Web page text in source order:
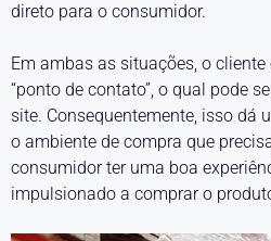
direto para o consumidor.
Em ambas as situações, o
“ponto de contato”, o qual pode
site. Consequentemente, isso dá
o ambiente de compra que
consumidor ter uma boa
impulsionado a comprar o